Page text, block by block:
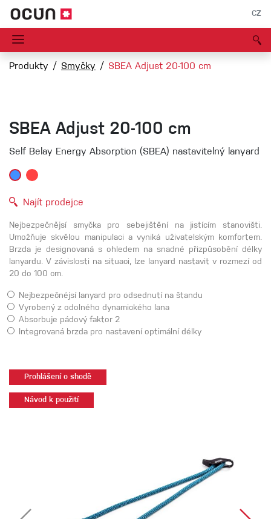
CZ
Produkty Smyčky SBEA Adjust 20-100 cm
SBEA Adjust 20-100 cm
Self Belay Energy Absorption (SBEA) nastavitelný lanyard
Najít prodejce
Nejbezpečnějsí smyčka pro sebejištění na jistícím stanovišti.
Umožňuje skvělou manipulaci a vyniká uživatelským komfortem.
Brzda je designovaná s ohledem na snadné přizpůsobění délky
lanyardu. V závislosti na situaci, lze lanyard nastavit v rozmezí od
20 do 100 cm.
Nejbezpečnéjsí lanyard pro odsednutí na štandu
Vyrobený z odolného dynamického lana
Absorbuje pádový faktor 2
Integrovaná brzda pro nastavení optimální délky
Prohlášení o shodě
Návod k použití